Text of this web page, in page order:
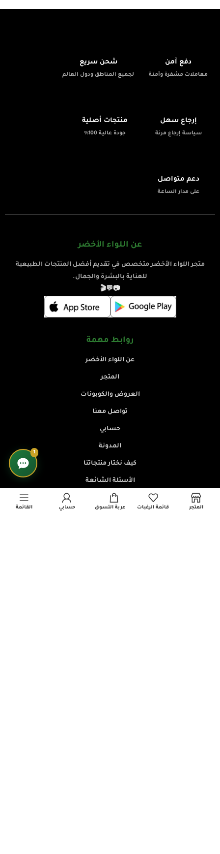
دفع آمن
معاملات مشفرة وآمنة
شحن سريع
لجميع المناطق ودول العالم
إرجاع سهل
سياسة إرجاع مرنة
منتجات أصلية
جودة عالية 100%
دعم متواصل
على مدار الساعة
عن اللواء الأخضر
متجر اللواء الأخضر متخصص في تقديم أفضل المنتجات الطبيعية
للعناية بالبشرة والجمال.
📷
💬
🎬
روابط مهمة
عن اللواء الأخضر
المتجر
العروض والكوبونات
تواصل معنا
حسابي
المدونة
كيف نختار منتجاتنا
الأسئلة الشائعة
تتبع الطلب
المتجر قائمة الرغبات عربة التسوق حسابي القائمة
1